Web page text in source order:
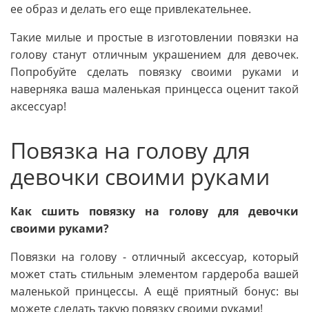
ее образ и делать его еще привлекательнее.
Такие милые и простые в изготовлении повязки на
голову станут отличным украшением для девочек.
Попробуйте сделать повязку своими руками и
наверняка ваша маленькая принцесса оценит такой
аксессуар!
Повязка на голову для
девочки своими руками
Как сшить повязку на голову для девочки
своими руками?
Повязки на голову - отличный аксессуар, который
может стать стильным элементом гардероба вашей
маленькой принцессы. А ещё приятный бонус: вы
можете сделать такую повязку своими руками!